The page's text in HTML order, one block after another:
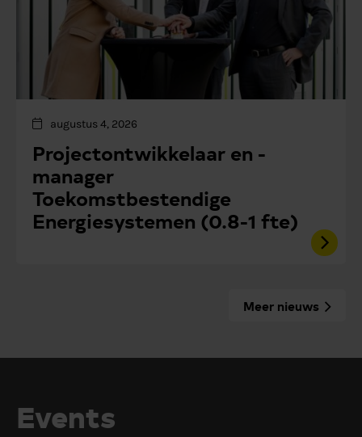
augustus 4, 2026
Projectontwikkelaar en -
manager
Toekomstbestendige
Energiesystemen (0.8-1 fte)
Meer nieuws
Events